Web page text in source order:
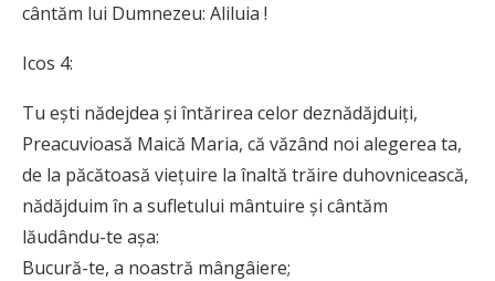
cântăm lui Dumnezeu: Aliluia !
Icos 4:
Tu ești nădejdea și întărirea celor deznă­dăjduiți,
Preacuvioasă Maică Maria, că văzând noi alegerea ta,
de la păcătoasă viețuire la înaltă trăire duhovnicească,
nădăjduim în a sufletului mântuire și cântăm
lăudându-te așa:
Bucură-te, a noastră mângâiere;